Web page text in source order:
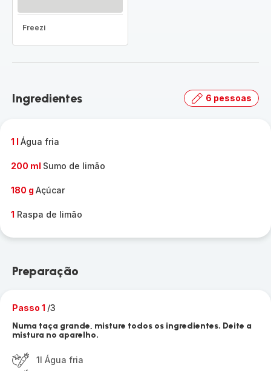
Freezi
Ingredientes 6 pessoas
1 l Água fria
200 ml Sumo de limão
180 g Açúcar
1 Raspa de limão
Preparação
Passo 1 /3
Numa taça grande, misture todos os ingredientes. Deite a
mistura no aparelho.
1l Água fria